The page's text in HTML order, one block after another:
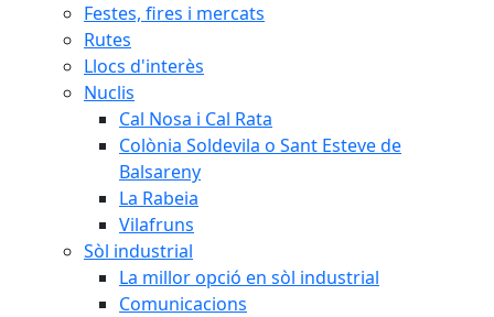
Festes, fires i mercats
Rutes
Llocs d'interès
Nuclis
Cal Nosa i Cal Rata
Colònia Soldevila o Sant Esteve de
Balsareny
La Rabeia
Vilafruns
Sòl industrial
La millor opció en sòl industrial
Comunicacions